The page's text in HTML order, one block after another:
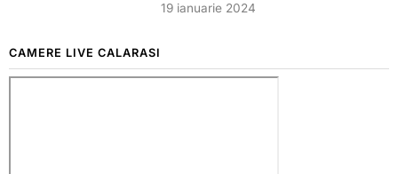
19 ianuarie 2024
CAMERE LIVE CALARASI